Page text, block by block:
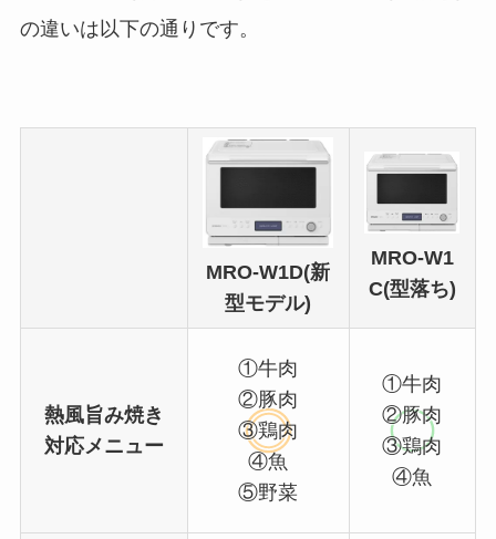
の違いは以下の通りです。
MRO-W1D(新
型モデル)
MRO-W1
C(型落ち)
熱風旨み焼き
対応メニュー
①牛肉
②豚肉
③鶏肉
④魚
⑤野菜
①牛肉
②豚肉
③鶏肉
④魚